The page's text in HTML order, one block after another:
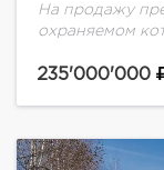
На продажу
охраняемом
гостиная-
235'000'000